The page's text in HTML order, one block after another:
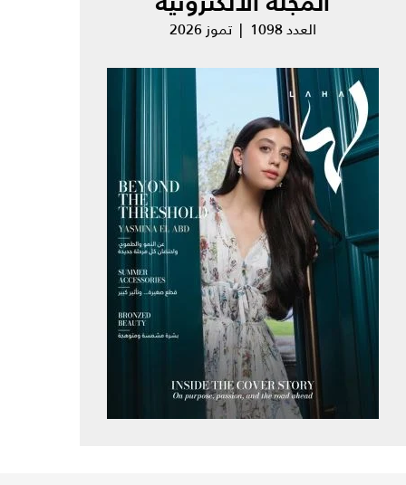
العدد 1098 | تموز 2026